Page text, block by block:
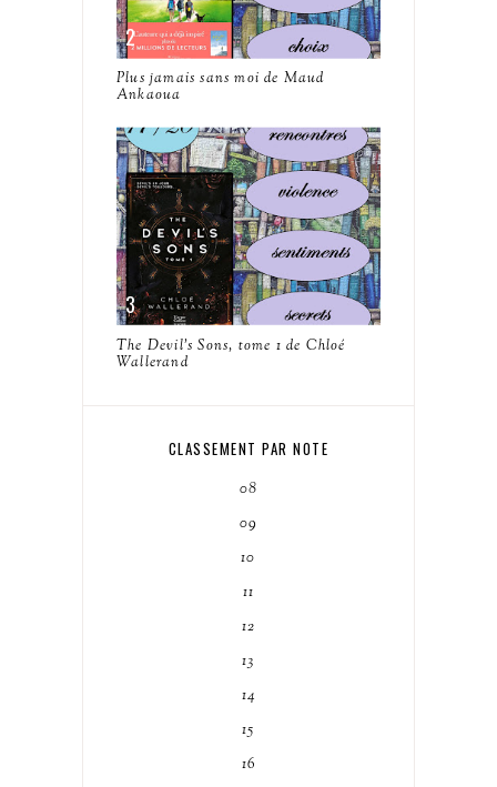
Plus jamais sans moi de Maud
Ankaoua
The Devil's Sons, tome 1 de Chloé
Wallerand
CLASSEMENT PAR NOTE
08
09
10
11
12
13
14
15
16